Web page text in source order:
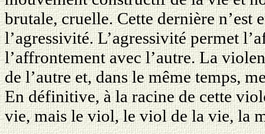
brutale, cruelle. Cette dernière n’est
l’agressivité. L’agressivité permet
l’affrontement avec l’autre. La
de l’autre et, dans le même temps,
En définitive, à la racine de cette
vie, mais le viol, le viol de la vie, la